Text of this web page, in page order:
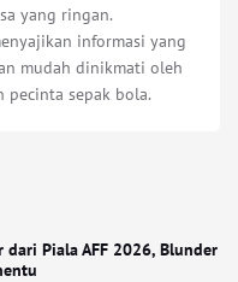
yang ringan.
informasi yang
mudah dinikmati oleh
pecinta sepak bola.
dari Piala AFF 2026, Blunder